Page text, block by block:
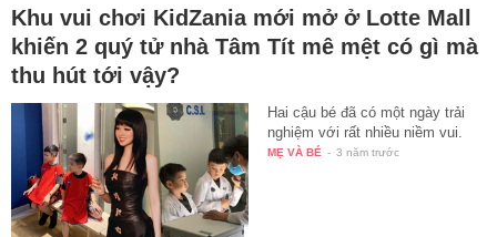
Khu vui chơi KidZania mới mở ở Lotte Mall
khiến 2 quý tử nhà Tâm Tít mê mệt có gì mà
thu hút tới vậy?
Hai cậu bé đã có một ngày trải
nghiệm với rất nhiều niềm vui.
MẸ VÀ BÉ - 3 năm trước